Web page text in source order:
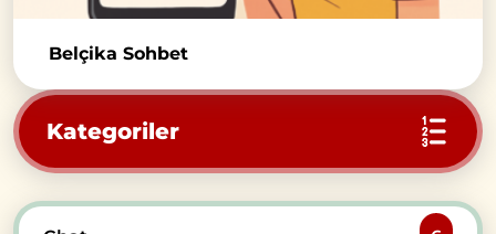
Belçika Sohbet
Kategoriler